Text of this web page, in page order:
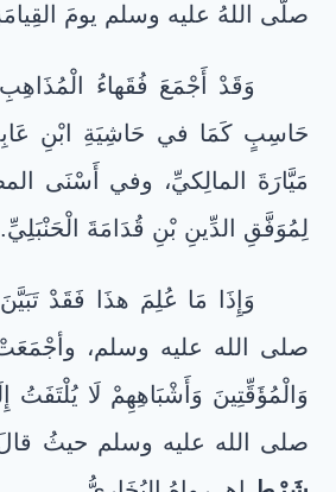
صلَّى اللهُ عليه وسلم يومَ
وَقَدْ أَجْمَعَ فُقَهاءُ
حَاسِبٍ كَمَا في حَاشِيَةِ ابْنِ
مَيَّارَةَ المالِكيِّ، وفي أَسْنَى
لِمُوَفَّقِ الدِّينِ بْنِ قُدَامَةَ الْحَنْبَلِيِّ.
وَإِذَا مَا عُلِمَ هذَا فَقَدْ
صلى الله عليه وسلم، وأجْمَعَتْ
وَالْمُؤَقِّتِينَ وَأَشْبَاهِهِمْ لَا
صلى الله عليه وسلم حيثُ